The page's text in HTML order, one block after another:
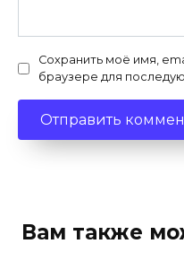
Сохранить моё имя,
браузере для
Вам также